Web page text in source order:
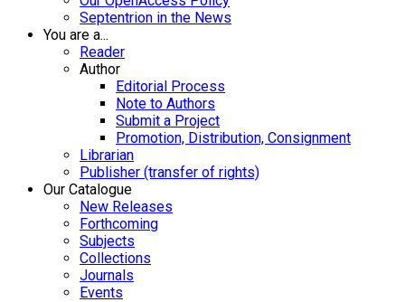
Septentrion in the News
You are a...
Reader
Author
Editorial Process
Note to Authors
Submit a Project
Promotion, Distribution, Consignment
Librarian
Publisher (transfer of rights)
Our Catalogue
New Releases
Forthcoming
Subjects
Collections
Journals
Events